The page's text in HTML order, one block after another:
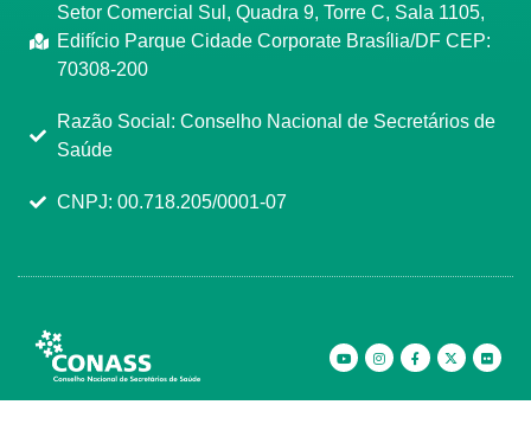
Setor Comercial Sul, Quadra 9, Torre C, Sala 1105,
Edifício Parque Cidade Corporate Brasília/DF CEP:
70308-200
Razão Social: Conselho Nacional de Secretários de
Saúde
CNPJ: 00.718.205/0001-07